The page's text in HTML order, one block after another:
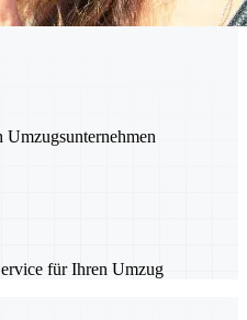
Umzugsunternehmen
für Ihren Umzug